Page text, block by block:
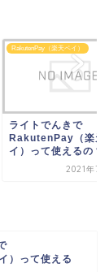
RakutenPay（楽天ペイ）
CBDオイルで
RakutenPay（楽天
イ）って使えるの？
2022年2
）って使える